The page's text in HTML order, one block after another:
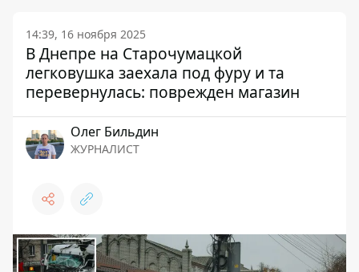
14:39, 16 ноября 2025
В Днепре на Старочумацкой
легковушка заехала под фуру и та
перевернулась: поврежден магазин
Олег Бильдин
ЖУРНАЛИСТ